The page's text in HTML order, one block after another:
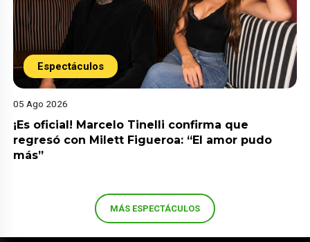
Espectáculos
05 Ago 2026
¡Es oficial! Marcelo Tinelli confirma que
regresó con Milett Figueroa: “El amor pudo
más”
MÁS ESPECTÁCULOS